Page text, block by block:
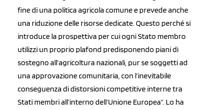
fine di una politica agricola comune e prevede anche
una riduzione delle risorse dedicate. Questo perché si
introduce la prospettiva per cui ogni Stato membro
utilizzi un proprio plafond predisponendo piani di
sostegno all’agricoltura nazionali, pur se soggetti ad
una approvazione comunitaria, con l’inevitabile
conseguenza di distorsioni competitive interne tra
Stati membri all’interno dell’Unione Europea”. Lo ha